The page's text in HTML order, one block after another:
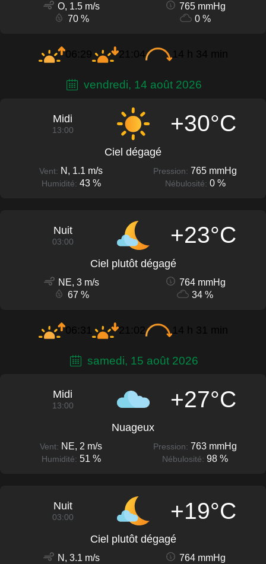
O, 1.5 m/s
765 mmHg
70 %
0 %
06:29 21:04 14 h 34 min
vendredi, 14 août 2026
Midi
13:00 +30°C
Ciel dégagé
Vent: N, 1.1 m/s Pression: 765 mmHg
Humidité: 43 % Nébulosité: 0 %
Nuit
03:00 +23°C
Ciel plutôt dégagé
NE, 3 m/s
764 mmHg
67 %
34 %
06:31 21:02 14 h 31 min
samedi, 15 août 2026
Midi
13:00 +27°C
Nuageux
Vent: NE, 2 m/s Pression: 763 mmHg
Humidité: 51 % Nébulosité: 98 %
Nuit
03:00 +19°C
Ciel plutôt dégagé
N, 3.1 m/s
764 mmHg